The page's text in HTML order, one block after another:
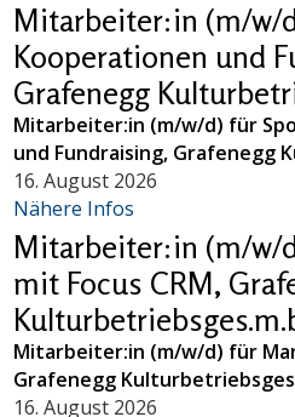
Mitarbeiter:in (m/w/
Kooperationen und
Grafenegg
Mitarbeiter:in (m/w/d) für
und Fundraising, Grafenegg
16. August 2026
Nähere Infos
Mitarbeiter:in (m/w/
mit Focus CRM,
Mitarbeiter:in (m/w/d) für
Grafenegg
16. August 2026